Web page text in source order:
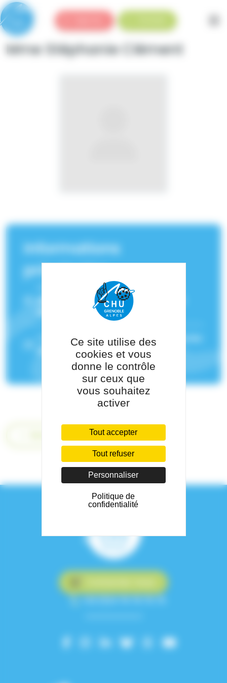
Mme Stéphanie Clément
Informations
principales
Service(s) de rattachement :
spécialisé de l'obésité Grenoble Arc
Pôle de rattachement :Pôle de Médecine
des Spécialités
+33 (0)4 76 76 75 75
Panneau de gestion des cookies
Ce site utilise des
cookies et vous
donne le contrôle
sur ceux que
vous souhaitez
activer
Tout accepter
Tout refuser
Personnaliser
Politique de
confidentialité